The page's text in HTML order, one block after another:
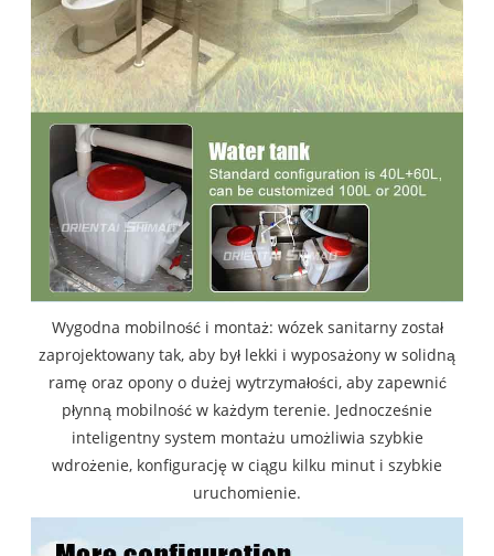
Wygodna mobilność i montaż: wózek sanitarny został
zaprojektowany tak, aby był lekki i wyposażony w solidną
ramę oraz opony o dużej wytrzymałości, aby zapewnić
płynną mobilność w każdym terenie. Jednocześnie
inteligentny system montażu umożliwia szybkie
wdrożenie, konfigurację w ciągu kilku minut i szybkie
uruchomienie.